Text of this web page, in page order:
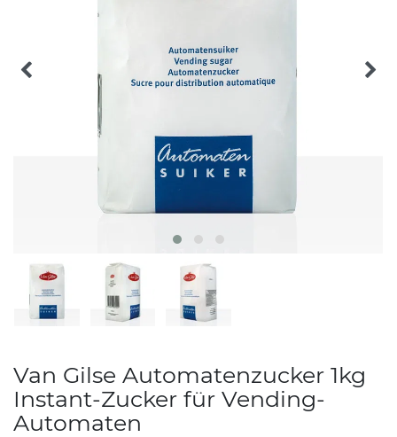
Van Gilse Automatenzucker 1kg
Instant-Zucker für Vending-
Automaten